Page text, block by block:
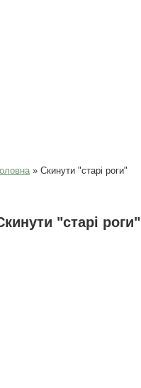
є тут
» Скинути "старі роги"
"старі роги"